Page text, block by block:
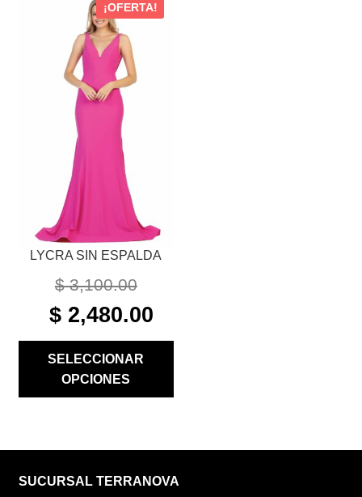
LYCRA SIN ESPALDA
¡OFERTA!
$3,100.00
ORIGINAL
PRICE
$ 3,100.00.
$2,480.00CURRENT
SELECCIONAR
OPCIONES
PRODUCTO
MÚLTIPLES
VARIANTES.
OPCIONES
PUEDEN
PÁGINA
DE
PRODUCTO
SUCURSAL TERRANOVA